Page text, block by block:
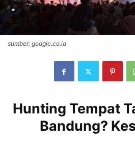
sumber: google.co.id
Hunting Tempat
Bandung?